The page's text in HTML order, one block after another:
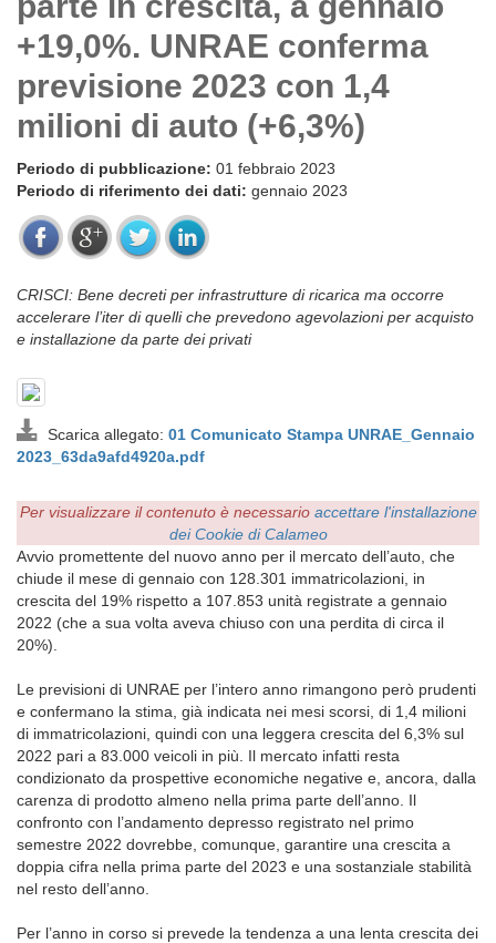
+19,0%. UNRAE conferma
previsione 2023 con 1,4
milioni di auto (+6,3%)
Periodo di pubblicazione: 01 febbraio 2023
Periodo di riferimento dei dati: gennaio 2023
CRISCI: Bene decreti per infrastrutture di ricarica ma occorre
accelerare l’iter di quelli che prevedono agevolazioni per acquisto
e installazione da parte dei privati
Scarica allegato: 01 Comunicato Stampa UNRAE_Gennaio
2023_63da9afd4920a.pdf
Per visualizzare il contenuto è necessario accettare l'installazione
dei Cookie di Calameo
Avvio promettente del nuovo anno per il mercato dell’auto, che
chiude il mese di gennaio con 128.301 immatricolazioni, in
crescita del 19% rispetto a 107.853 unità registrate a gennaio
2022 (che a sua volta aveva chiuso con una perdita di circa il
20%).
Le previsioni di UNRAE per l’intero anno rimangono però prudenti
e confermano la stima, già indicata nei mesi scorsi, di 1,4 milioni
di immatricolazioni, quindi con una leggera crescita del 6,3% sul
2022 pari a 83.000 veicoli in più. Il mercato infatti resta
condizionato da prospettive economiche negative e, ancora, dalla
carenza di prodotto almeno nella prima parte dell’anno. Il
confronto con l’andamento depresso registrato nel primo
semestre 2022 dovrebbe, comunque, garantire una crescita a
doppia cifra nella prima parte del 2023 e una sostanziale stabilità
nel resto dell’anno.
Per l’anno in corso si prevede la tendenza a una lenta crescita dei